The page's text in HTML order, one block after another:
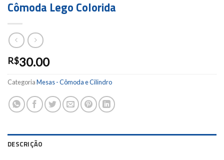
Cômoda Lego Colorida
R$30.00
CategoriaMesas - Cômoda e Cilindro
DESCRIÇÃO